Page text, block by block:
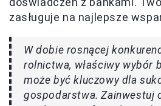
zasługuje na najlepsze
W dobie rosnącej
rolnictwa, właściwy wybór
może być kluczowy dla
gospodarstwa. Zainwestuj